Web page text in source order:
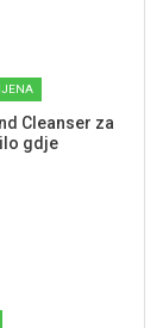
Cleanser za
gdje